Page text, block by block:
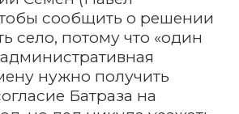
сообщить о решении
село, потому что «один
нужно получить
Батраза на